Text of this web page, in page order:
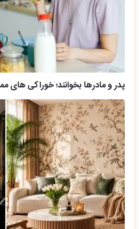
پدر و مادرها بخوانند؛ خوراکی های